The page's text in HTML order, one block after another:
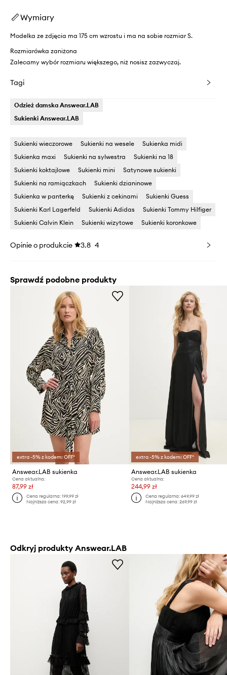
Wymiary
Modelka ze zdjęcia ma 175 cm wzrostu i ma na sobie rozmiar S.
Rozmiarówka zaniżona
Zalecamy wybór rozmiaru większego, niż nosisz zazwyczaj.
Tagi
Odzież damska Answear.LAB
Sukienki Answear.LAB
Sukienki wieczorowe Sukienki na wesele
Sukienka midi
Sukienka maxi
Sukienki na sylwestra
Sukienki na 18
Sukienki koktajlowe
Sukienki mini
Satynowe sukienki
Sukienki na ramiączkach
Sukienki dzianinowe
Sukienka w panterkę
Sukienki z cekinami
Sukienki Guess
Sukienki Karl Lagerfeld
Sukienki Adidas
Sukienki Tommy Hilfiger
Sukienki Calvin Klein
Sukienki wizytowe Sukienki koronkowe
Opinie o produkcie 3.8 4
Sprawdź podobne produkty
extra -5% z kodem: OFF*
Answear.LAB sukienka
Cena aktualna:
87,99 zł
Cena regularna:199,99 zł
Najniższa cena:92,99 zł
extra -5% z kodem: OFF*
Answear.LAB sukienka
Cena aktualna:
244,99 zł
Cena regularna: 649,99 zł
Najniższa cena: 269,99 zł
Odkryj produkty Answear.LAB